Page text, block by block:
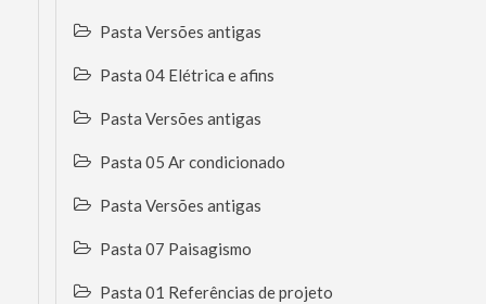
Pasta Versões antigas
Pasta 04 Elétrica e afins
Pasta Versões antigas
Pasta 05 Ar condicionado
Pasta Versões antigas
Pasta 07 Paisagismo
Pasta 01 Referências de projeto